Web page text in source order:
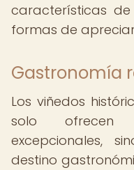
características
formas de
Gastronomía
Los viñedos
solo ofrecen
excepcionales,
destino